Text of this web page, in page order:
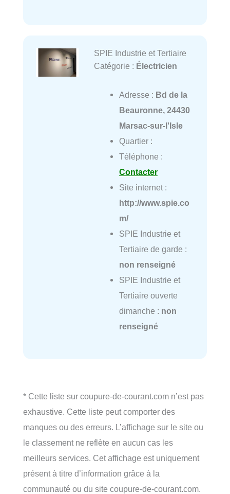
SPIE Industrie et Tertiaire
Catégorie : Électricien
Adresse : Bd de la
Beauronne, 24430
Marsac-sur-l'Isle
Quartier :
Téléphone :
Contacter
Site internet :
http://www.spie.co
m/
SPIE Industrie et
Tertiaire de garde :
non renseigné
SPIE Industrie et
Tertiaire ouverte
dimanche : non
renseigné
* Cette liste sur coupure-de-courant.com n’est pas
exhaustive. Cette liste peut comporter des
manques ou des erreurs. L’affichage sur le site ou
le classement ne reflète en aucun cas les
meilleurs services. Cet affichage est uniquement
présent à titre d’information grâce à la
communauté ou du site coupure-de-courant.com.